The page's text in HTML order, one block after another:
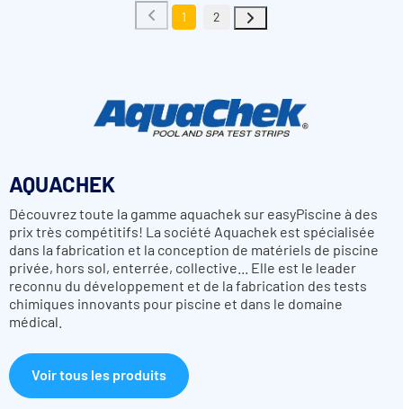
1 2
AQUACHEK
Découvrez toute la gamme aquachek sur easyPiscine à des
prix très compétitifs! La société Aquachek est spécialisée
dans la fabrication et la conception de matériels de piscine
privée, hors sol, enterrée, collective... Elle est le leader
reconnu du développement et de la fabrication des tests
chimiques innovants pour piscine et dans le domaine
médical.
Voir tous les produits